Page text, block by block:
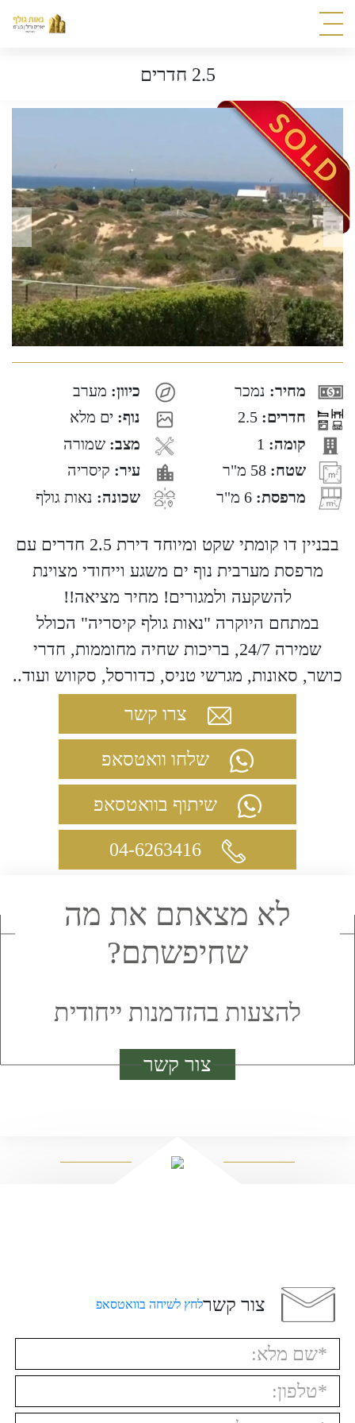
2.5 חדרים
מחיר: נמכר כיוון: מערב
חדרים: 2.5 נוף: ים מלא
קומה: 1 מצב: שמורה
שטח: 58 מ"ר עיר: קיסריה
מרפסת: 6 מ"ר שכונה: נאות גולף
בבניין דו קומתי שקט ומיוחד דירת 2.5 חדרים עם
מרפסת מערבית נוף ים משגע וייחודי מצוינת
להשקעה ולמגורים! מחיר מציאה!!
במתחם היוקרה "נאות גולף קיסריה" הכולל
שמירה 24/7, בריכות שחיה מחוממות, חדרי
כושר, סאונות, מגרשי טניס, כדורסל, סקווש ועוד..
צרו קשר
שלחו וואטסאפ
שיתוף בוואטסאפ
לא מצאתם את מה
שחיפשתם?
להצעות בהזדמנות ייחודית
צור קשר
צור קשרלחץ לשיחה בוואטסאפ